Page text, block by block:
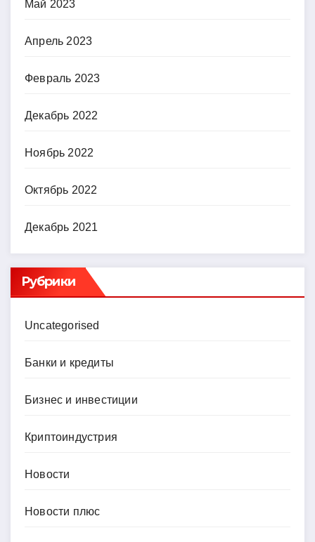
Май 2023
Апрель 2023
Февраль 2023
Декабрь 2022
Ноябрь 2022
Октябрь 2022
Декабрь 2021
Рубрики
Uncategorised
Банки и кредиты
Бизнес и инвестиции
Криптоиндустрия
Новости
Новости плюс